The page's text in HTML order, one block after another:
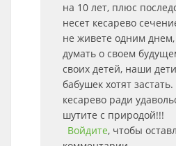
на 10 лет, плюс
несет кесарево
не живете одним
думать о своем
своих детей, наши
бабушек хотят
кесарево ради
шутите с природой!!!
Войдите, чтобы